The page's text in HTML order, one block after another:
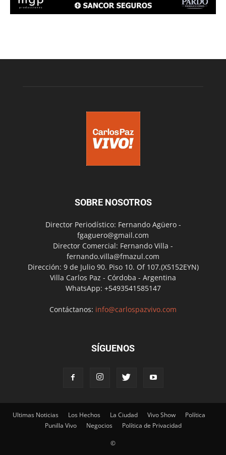
SOBRE NOSOTROS
Director Periodístico: Fernando Agüero -
fgaguero@gmail.com
Director Comercial: Fernando Villa -
fernando.villa@fmazul.com
Dirección: 9 de Julio 90. Piso 10. Of 107.(X5152EYN)
Villa Carlos Paz - Córdoba - Argentina
WhatsApp: +5493541585147
Contáctanos: info@carlospazvivo.com
SÍGUENOS
Ultimas Noticias Los Hechos La Ciudad Vivo Show
Política
Punilla Vivo
Negocios Política de Privacidad
©